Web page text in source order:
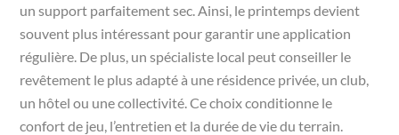
un support parfaitement sec. Ainsi, le printemps devient
souvent plus intéressant pour garantir une application
régulière. De plus, un spécialiste local peut conseiller le
revêtement le plus adapté à une résidence privée, un club,
un hôtel ou une collectivité. Ce choix conditionne le
confort de jeu, l’entretien et la durée de vie du terrain.